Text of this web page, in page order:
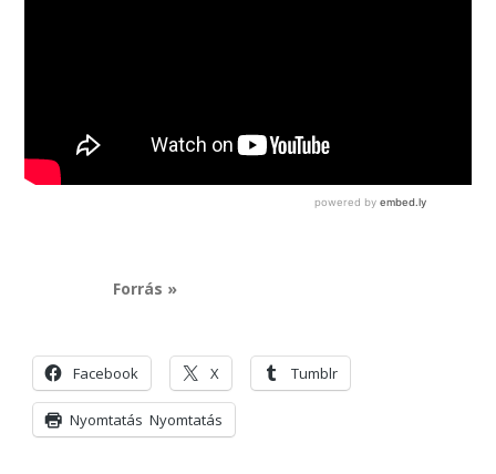
Forrás »
Facebook X Tumblr
Nyomtatás Nyomtatás